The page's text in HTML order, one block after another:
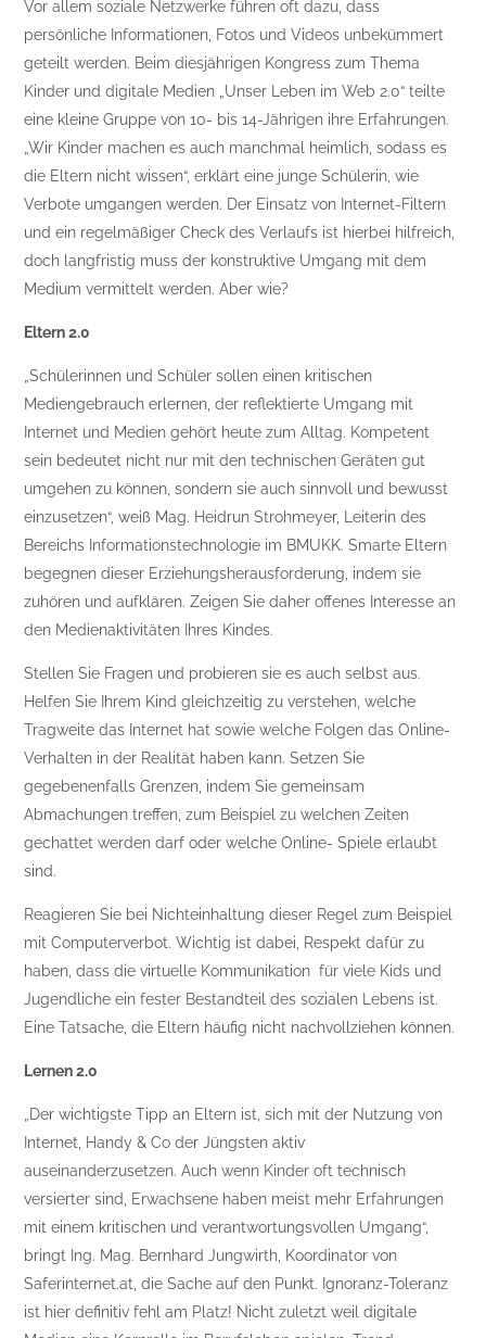
Vor allem soziale Netzwerke führen oft dazu, dass
persönliche Informationen, Fotos und Videos unbekümmert
geteilt werden. Beim diesjährigen Kongress zum Thema
Kinder und digitale Medien „Unser Leben im Web 2.0“ teilte
eine kleine Gruppe von 10- bis 14-Jährigen ihre Erfahrungen.
„Wir Kinder machen es auch manchmal heimlich, sodass es
die Eltern nicht wissen“, erklärt eine junge Schülerin, wie
Verbote umgangen werden. Der Einsatz von Internet-Filtern
und ein regelmäßiger Check des Verlaufs ist hierbei hilfreich,
doch langfristig muss der konstruktive Umgang mit dem
Medium vermittelt werden. Aber wie?
Eltern 2.0
„Schülerinnen und Schüler sollen einen kritischen
Mediengebrauch erlernen, der reflektierte Umgang mit
Internet und Medien gehört heute zum Alltag. Kompetent
sein bedeutet nicht nur mit den technischen Geräten gut
umgehen zu können, sondern sie auch sinnvoll und bewusst
einzusetzen“, weiß Mag. Heidrun Strohmeyer, Leiterin des
Bereichs Informationstechnologie im BMUKK. Smarte Eltern
begegnen dieser Erziehungsherausforderung, indem sie
zuhören und aufklären. Zeigen Sie daher offenes Interesse an
den Medienaktivitäten Ihres Kindes.
Stellen Sie Fragen und probieren sie es auch selbst aus.
Helfen Sie Ihrem Kind gleichzeitig zu verstehen, welche
Tragweite das Internet hat sowie welche Folgen das Online-
Verhalten in der Realität haben kann. Setzen Sie
gegebenenfalls Grenzen, indem Sie gemeinsam
Abmachungen treffen, zum Beispiel zu welchen Zeiten
gechattet werden darf oder welche Online- Spiele erlaubt
sind.
Reagieren Sie bei Nichteinhaltung dieser Regel zum Beispiel
mit Computerverbot. Wichtig ist dabei, Respekt dafür zu
haben, dass die virtuelle Kommunikation für viele Kids und
Jugendliche ein fester Bestandteil des sozialen Lebens ist.
Eine Tatsache, die Eltern häufig nicht nachvollziehen können.
Lernen 2.0
„Der wichtigste Tipp an Eltern ist, sich mit der Nutzung von
Internet, Handy & Co der Jüngsten aktiv
auseinanderzusetzen. Auch wenn Kinder oft technisch
versierter sind, Erwachsene haben meist mehr Erfahrungen
mit einem kritischen und verantwortungsvollen Umgang“,
bringt Ing. Mag. Bernhard Jungwirth, Koordinator von
Saferinternet.at, die Sache auf den Punkt. Ignoranz-Toleranz
ist hier definitiv fehl am Platz! Nicht zuletzt weil digitale